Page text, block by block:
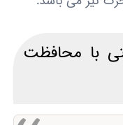
با محافظت